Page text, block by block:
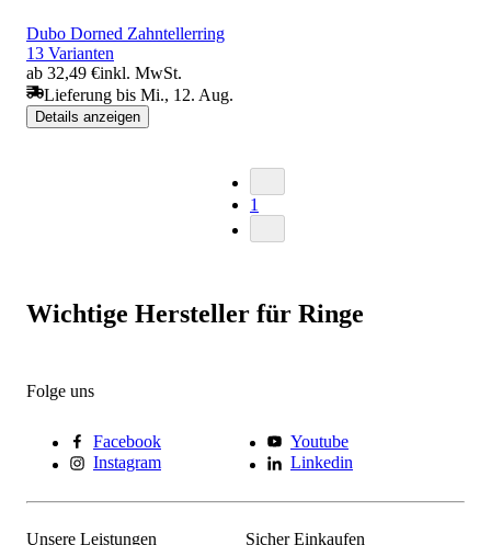
Dubo Dorned Zahntellerring
13 Varianten
ab 32,49 €inkl. MwSt.
Lieferung bis Mi., 12. Aug.
Details anzeigen
1
Wichtige Hersteller für Ringe
Folge uns
Facebook
Youtube
Instagram
Linkedin
Unsere Leistungen Sicher Einkaufen